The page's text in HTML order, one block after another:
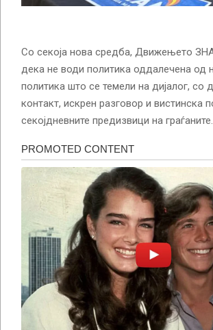
Со секоја нова средба, Движењето
дека не води политика оддалечена од
политика што се темели на дијалог, со
контакт, искрен разговор и вистинска
секојдневните предизвици на граѓаните.